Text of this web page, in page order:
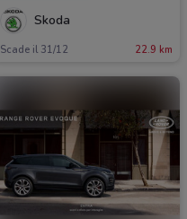
Skoda
Scade il 31/12 22.9 km